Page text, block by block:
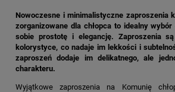
Nowoczesne i minimalistyczne zaproszenia
zorganizowane dla chłopca to idealny
sobie prostotę i elegancję. Zaproszenia
kolorystyce, co nadaje im lekkości i
zaproszeń dodaje im delikatnego, ale
charakteru.
Wyjątkowe zaproszenia na Komunię